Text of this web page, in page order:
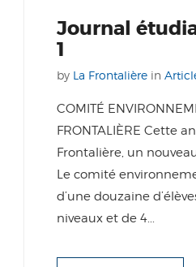
Journal
1
by La Frontalière in
COMITÉ
FRONTALIÈRE Cette
Frontalière, un
Le comité
d’une douzaine
niveaux et de 4...